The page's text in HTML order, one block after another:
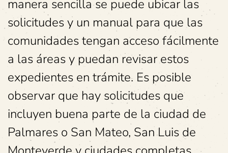
manera sencilla se puede ubicar las
solicitudes y un manual para que las
comunidades tengan acceso fácilmente
a las áreas y puedan revisar estos
expedientes en trámite. Es posible
observar que hay solicitudes que
incluyen buena parte de la ciudad de
Palmares o San Mateo, San Luis de